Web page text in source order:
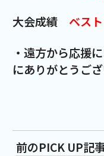
大会成績 ベス
・遠方から応援
にありがとうござ
前のPICK UP記